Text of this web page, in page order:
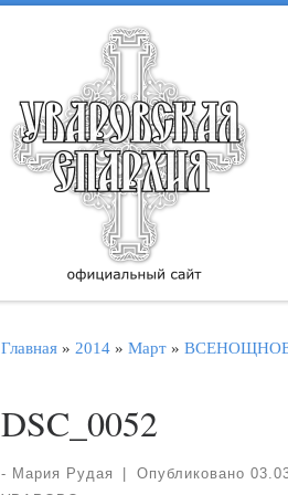
Главная » 2014 » Март »
DSC_0052
- Мария Рудая Опубликовано